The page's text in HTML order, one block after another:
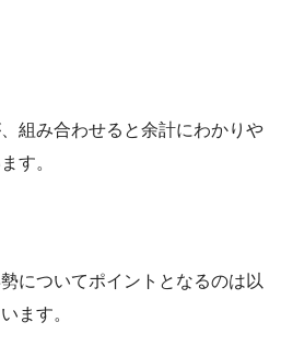
組み合わせると余計にわかりや
す。
についてポイントとなるのは以
ます。